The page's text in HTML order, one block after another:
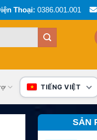
Thoại: 0386.001.001
TIẾNG VIỆT
SẢN